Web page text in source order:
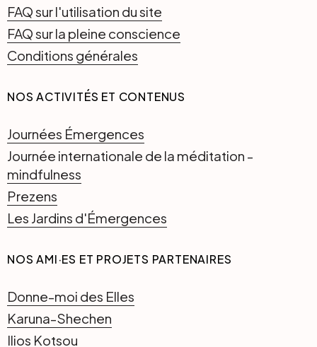
FAQ sur l'utilisation du site
FAQ sur la pleine conscience
Conditions générales
NOS ACTIVITÉS ET CONTENUS
Journées Émergences
Journée internationale de la méditation -
mindfulness
Prezens
Les Jardins d'Émergences
NOS AMI·ES ET PROJETS PARTENAIRES
Donne-moi des Elles
Karuna-Shechen
Ilios Kotsou